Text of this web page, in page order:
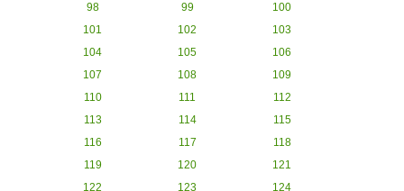
98
99
100
101
102
103
104
105
106
107
108
109
110
111
112
113
114
115
116
117
118
119
120
121
122
123 124